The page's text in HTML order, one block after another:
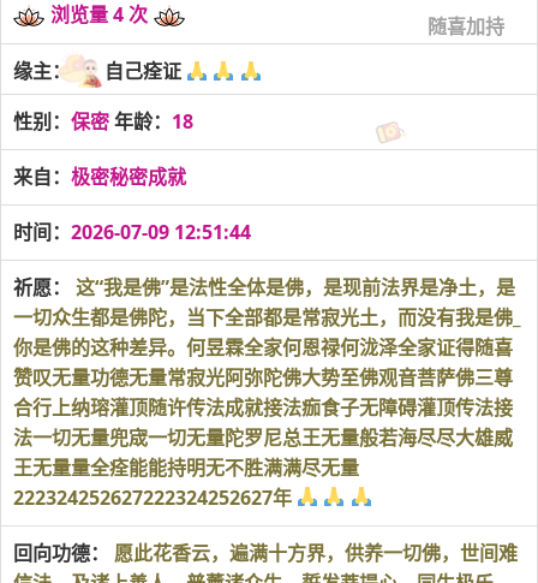
浏览量 4 次 随喜加持
缘主：
自己痊证
性别： 保密年龄： 18
来自： 极密秘密成就
时间： 2026-07-09 12:51:44
祈愿：
这“我是佛”是法性全体是佛，是现前法界是净土，是
一切众生都是佛陀，当下全部都是常寂光土，而没有我是佛_
你是佛的这种差异。何昱霖全家何恩禄何泷泽全家证得随喜
赞叹无量功德无量常寂光阿弥陀佛大势至佛观音菩萨佛三尊
合行上纳瑢灌顶随许传法成就接法痂食子无障碍灌顶传法接
法一切无量兜宬一切无量陀罗尼总王无量般若海尽尽大雄威
王无量量全痊能能持明无不胜满满尽无量
222324252627222324252627年
回向功德： 愿此花香云，遍满十方界，供养一切佛，世间难